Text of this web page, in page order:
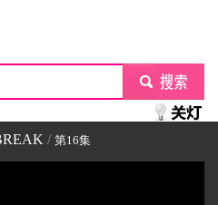
submit
/ 第16集